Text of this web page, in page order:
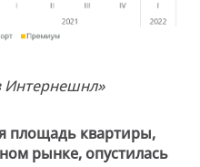
Интернешнл»
площадь квартиры,
рынке, опустилась